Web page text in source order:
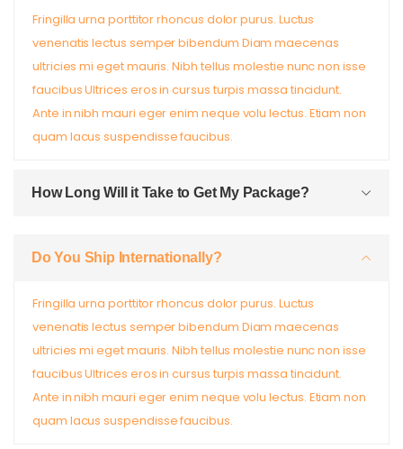
Fringilla urna porttitor rhoncus dolor purus. Luctus
venenatis lectus semper bibendum Diam maecenas
ultricies mi eget mauris. Nibh tellus molestie nunc non isse
faucibus Ultrices eros in cursus turpis massa tincidunt.
Ante in nibh mauri eger enim neque volu lectus. Etiam non
quam lacus suspendisse faucibus.
How Long Will it Take to Get My Package?
Do You Ship Internationally?
Fringilla urna porttitor rhoncus dolor purus. Luctus
venenatis lectus semper bibendum Diam maecenas
ultricies mi eget mauris. Nibh tellus molestie nunc non isse
faucibus Ultrices eros in cursus turpis massa tincidunt.
Ante in nibh mauri eger enim neque volu lectus. Etiam non
quam lacus suspendisse faucibus.